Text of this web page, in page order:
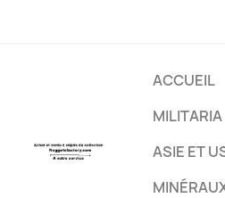
ACCUEIL
MILITARIA
ASIE ET